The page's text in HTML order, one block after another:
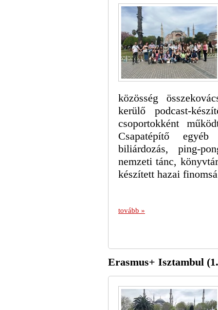
közösség
kerülő podcast-
csoportokként
Csapatépítő
biliárdozás, ping-
nemzeti tánc,
készített hazai
tovább »
Erasmus+ Isztambul